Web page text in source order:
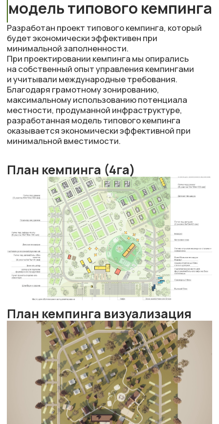
минимальной вместимости.
План кемпинга (4га)
План кемпинга визуализация
Ключевые решения
Различные варианты размещения:
некапитальные гостевые домики, зоны
для автодомов и палаток.
Универсальные барнхаусы, в которых можно
разместить коммерческие объекты: кафе,
мастерскую и пр.
Кольцевая структура кемпинга обеспечивает
всем гостям быстрый доступ к объектам
инфраструктуры: зоне отдыха, пунктам
питания, игровой площадке.
Дорожно-тропиночная сеть связывает все
объекты инфраструктуры.